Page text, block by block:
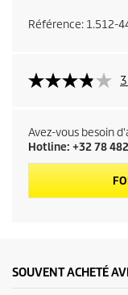
Référence: 1.512-
Avez-vous besoin
Hotline: +32 78
SOUVENT ACHETÉ